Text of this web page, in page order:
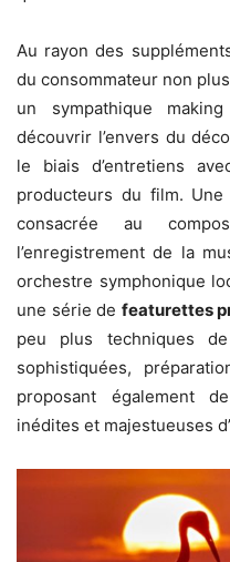
Au rayon des
du consommateur non
un sympathique
découvrir l’envers du
le biais d’entretiens
producteurs du film.
consacrée au
l’enregistrement de la
orchestre symphonique
une série de featurettes
peu plus techniques
sophistiquées,
proposant également
inédites et majestueuses